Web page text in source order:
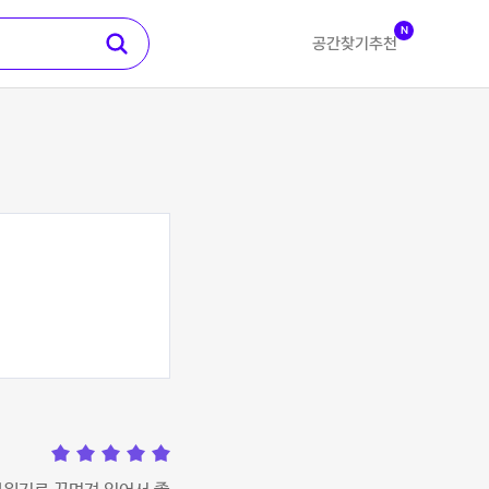
공간찾기 추천
N